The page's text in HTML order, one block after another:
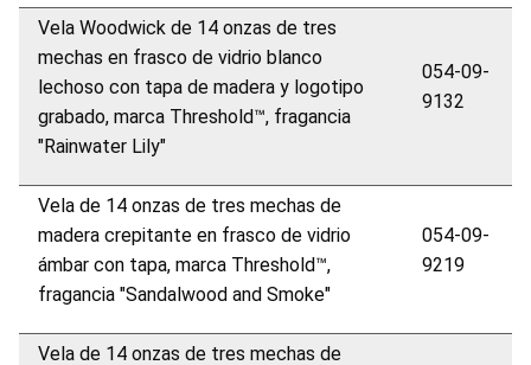
Vela Woodwick de 14 onzas de tres
mechas en frasco de vidrio blanco
lechoso con tapa de madera y logotipo
grabado, marca Threshold™, fragancia
"Rainwater Lily"
054-09-
9132
Vela de 14 onzas de tres mechas de
madera crepitante en frasco de vidrio
ámbar con tapa, marca Threshold™,
fragancia "Sandalwood and Smoke"
054-09-
9219
Vela de 14 onzas de tres mechas de